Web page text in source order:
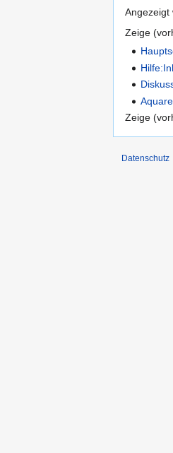
Angezeigt
Zeige
Zeige
Datenschutz